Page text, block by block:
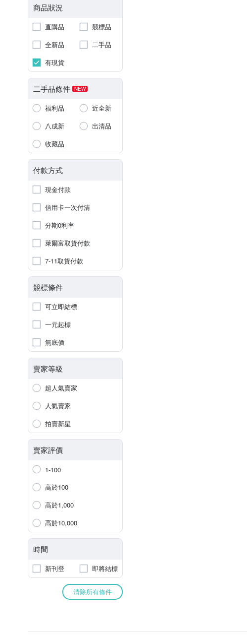
商品狀況
直購品
競標品
全新品
二手品
有現貨
二手品條件 NEW
福利品
近全新
八成新
出清品
收藏品
付款方式
現金付款
信用卡一次付清
分期0利率
萊爾富取貨付款
7-11取貨付款
競標條件
可立即結標
一元起標
無底價
賣家等級
超人氣賣家
人氣賣家
拍賣新星
賣家評價
1-100
高於100
高於1,000
高於10,000
時間
新刊登 即將結標
清除所有條件